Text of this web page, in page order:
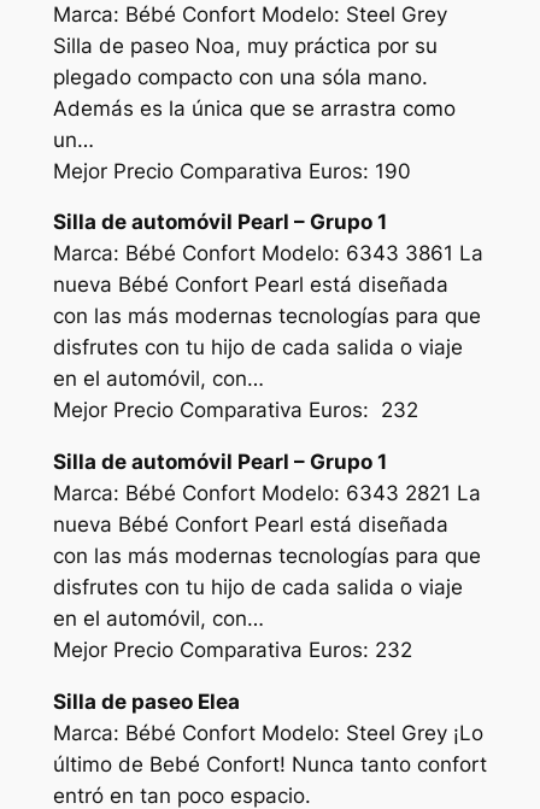
Marca: Bébé Confort Modelo: Steel Grey
Silla de paseo Noa, muy práctica por su
plegado compacto con una sóla mano.
Además es la única que se arrastra como
un…
Mejor Precio Comparativa Euros: 190
Silla de automóvil Pearl – Grupo 1
Marca: Bébé Confort Modelo: 6343 3861 La
nueva Bébé Confort Pearl está diseñada
con las más modernas tecnologías para que
disfrutes con tu hijo de cada salida o viaje
en el automóvil, con…
Mejor Precio Comparativa Euros: 232
Silla de automóvil Pearl – Grupo 1
Marca: Bébé Confort Modelo: 6343 2821 La
nueva Bébé Confort Pearl está diseñada
con las más modernas tecnologías para que
disfrutes con tu hijo de cada salida o viaje
en el automóvil, con…
Mejor Precio Comparativa Euros: 232
Silla de paseo Elea
Marca: Bébé Confort Modelo: Steel Grey ¡Lo
último de Bebé Confort! Nunca tanto confort
entró en tan poco espacio.